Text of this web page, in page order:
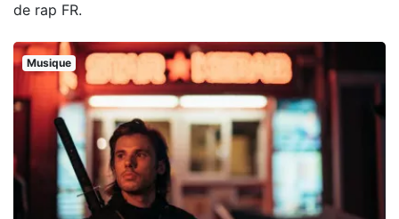
de rap FR.
Musique